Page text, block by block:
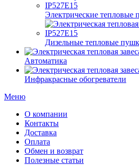
Электрические тепловые
Дизельные тепловые
Автоматика
Инфракрасные обогреватели
Меню
О компании
Контакты
Доставка
Оплата
Обмен и возврат
Полезные статьи